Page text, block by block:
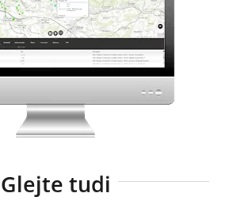
Glejte tudi